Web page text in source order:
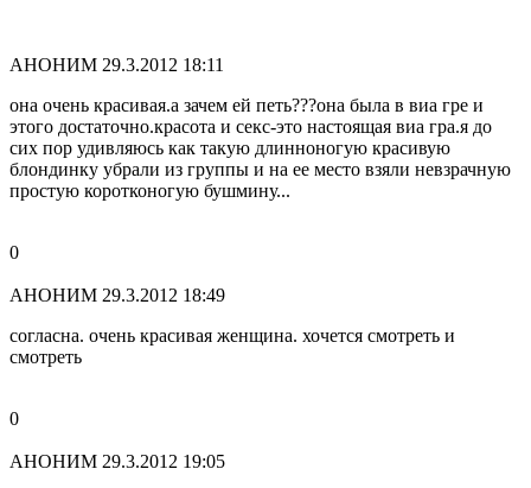
АНОНИМ 29.3.2012 18:11
она очень красивая.а зачем ей петь???она была в виа гре и
этого достаточно.красота и секс-это настоящая виа гра.я до
сих пор удивляюсь как такую длинноногую красивую
блондинку убрали из группы и на ее место взяли невзрачную
простую коротконогую бушмину...
0
АНОНИМ 29.3.2012 18:49
согласна. очень красивая женщина. хочется смотреть и
смотреть
0
АНОНИМ 29.3.2012 19:05